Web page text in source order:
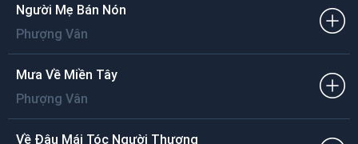
Chỉ sợ trời mưa cho anh ngại không tới
Để mình em đếm thương dài.
Ngập ngừng thật lâu
Khi em chọn áo tím
Xưa anh nói anh yêu
Người Mẹ Bán Nón
Phượng Vân
Mưa Về Miền Tây
Phượng Vân
Về Đâu Mái Tóc Người Thương